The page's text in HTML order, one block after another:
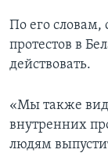
По его словам,
протестов в
действовать.
«Мы также
внутренних
людям